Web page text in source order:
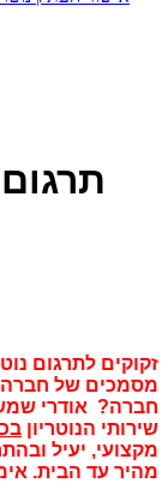
זקוקים לתרגום
מסמכים של חברה
חברה? אודרי
שירותי הנוטריון
מקצועי, יעיל
מהיר עד הבית.